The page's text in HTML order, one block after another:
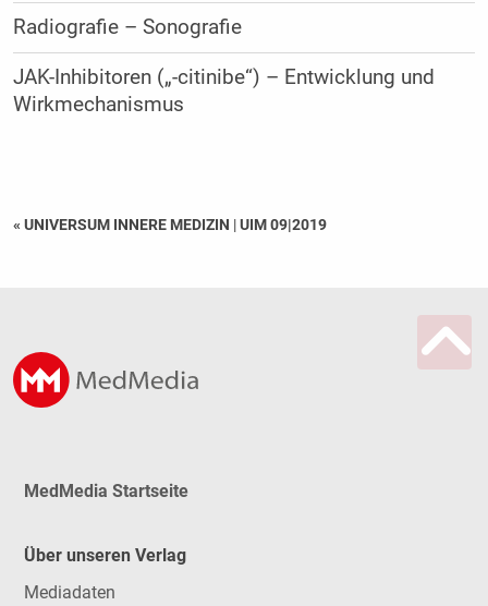
Radiografie – Sonografie
JAK-Inhibitoren („-citinibe“) – Entwicklung und
Wirkmechanismus
« UNIVERSUM INNERE MEDIZIN |UIM 09|2019
MedMedia Startseite
Über unseren Verlag
Mediadaten